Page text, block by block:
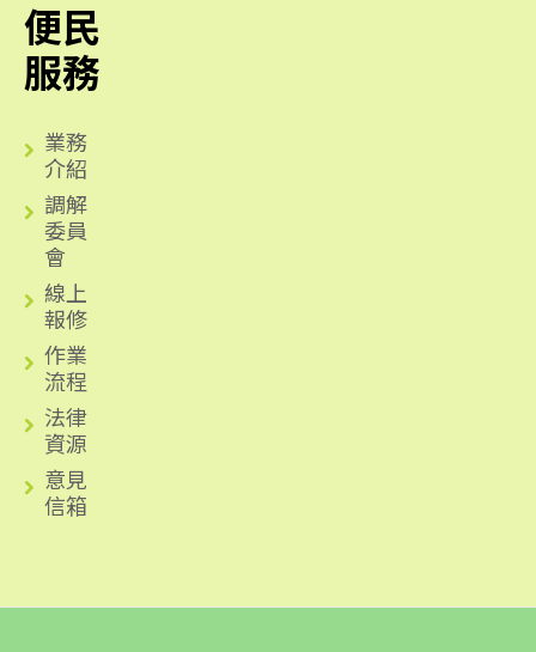
便民
服務
業務
介紹
調解
委員
會
線上
報修
作業
流程
法律
資源
意見
信箱